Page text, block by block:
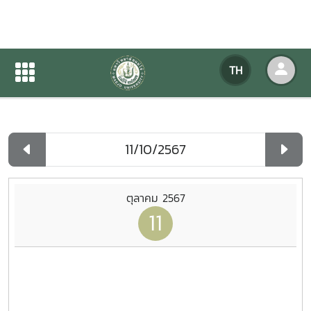
TH
ปฏิทินกิจกรรมของหน่วยงาน
ปฏิทินกิจกรรมของหน่วยงาน
ตุลาคม 2567
11